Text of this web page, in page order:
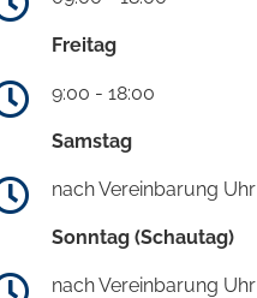
Freitag
9:00 - 18:00
Samstag
nach Vereinbarung Uhr
Sonntag (Schautag)
nach Vereinbarung Uhr